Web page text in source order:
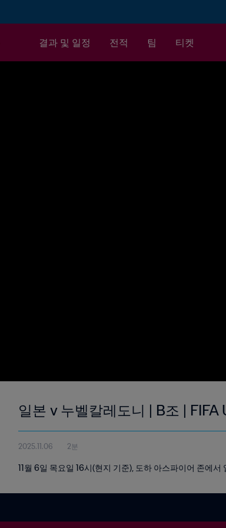
결과 및 일정 전적 팀 티켓
일본 v 누벨칼레도니 | B조 |
2025.11.06 2분
11월 6일 목요일 16시(현지 기준), 도하 아스파이어 존에